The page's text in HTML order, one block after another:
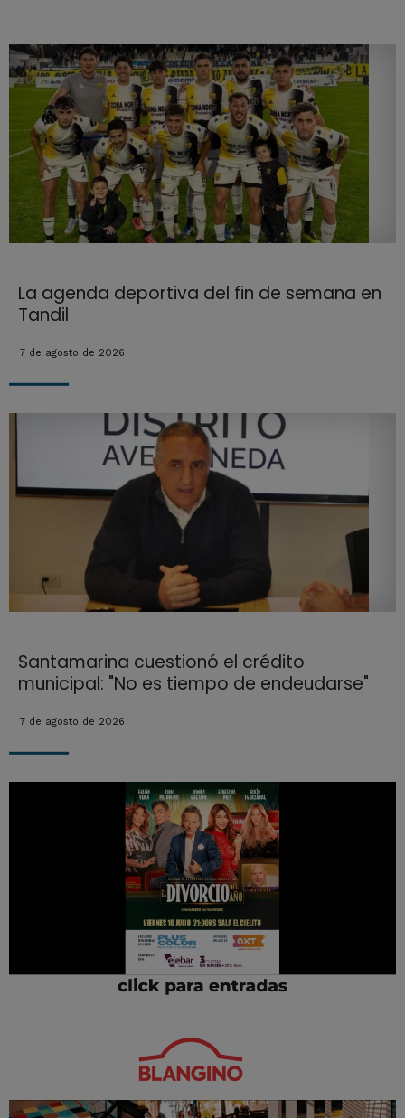
La agenda deportiva del fin de semana en
Tandil
7 de agosto de 2026
Santamarina cuestionó el crédito
municipal: "No es tiempo de endeudarse"
7 de agosto de 2026